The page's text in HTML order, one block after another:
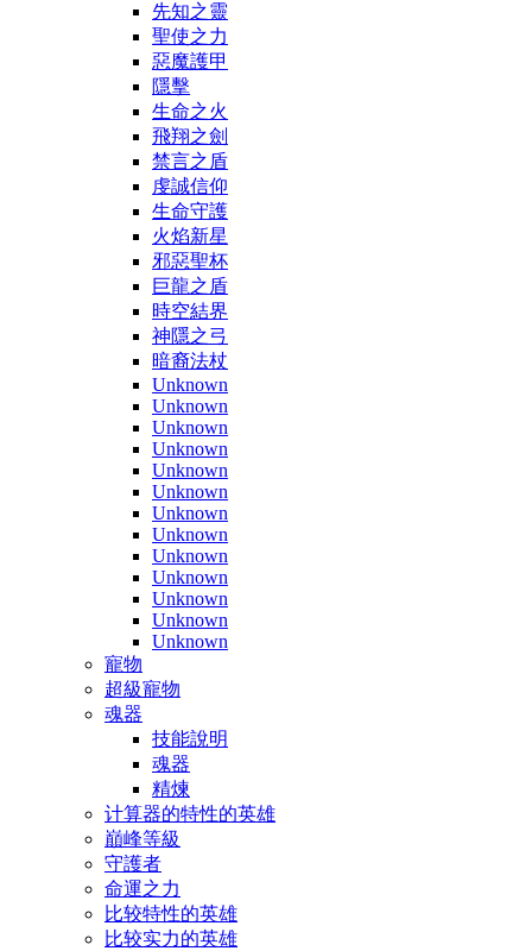
先知之靈
聖使之力
惡魔護甲
隱擊
生命之火
飛翔之劍
禁言之盾
虔誠信仰
生命守護
火焰新星
邪惡聖杯
巨龍之盾
時空結界
神隱之弓
暗裔法杖
Unknown
Unknown
Unknown
Unknown
Unknown
Unknown
Unknown
Unknown
Unknown
Unknown
Unknown
Unknown
Unknown
寵物
超級寵物
魂器
技能說明
魂器
精煉
计算器的特性的英雄
巔峰等級
守護者
命運之力
比较特性的英雄
比较实力的英雄